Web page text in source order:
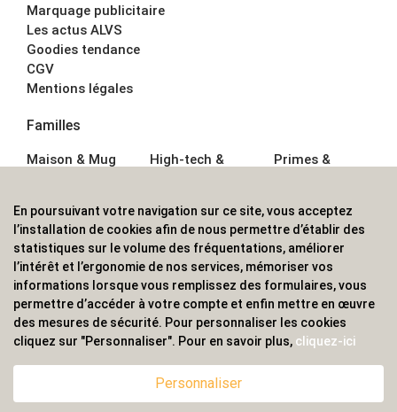
Marquage publicitaire
Les actus ALVS
Goodies tendance
CGV
Mentions légales
Familles
Maison & Mug
Écriture
Bagagerie sacs
High-tech &
Sport &
Outdoor
Enfant
Primes &
Boisson
Textile &
Casquette
Accessoires de
ALVS, fournisseur d'objets publicitaires, pour les
professionnels. Une implantation nationale, une
couverture internationale.
En poursuivant votre navigation sur ce site, vous acceptez
l’installation de cookies afin de nous permettre d’établir des
statistiques sur le volume des fréquentations, améliorer
l’intérêt et l’ergonomie de nos services, mémoriser vos
informations lorsque vous remplissez des formulaires, vous
permettre d’accéder à votre compte et enfin mettre en œuvre
des mesures de sécurité. Pour personnaliser les cookies
cliquez sur "Personnaliser". Pour en savoir plus, cliquez-ici
Personnaliser